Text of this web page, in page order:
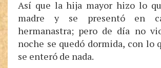
Así que la hija mayor hizo lo
madre y se presentó en
hermanastra; pero de día no
noche se quedó dormida, con lo
se enteró de nada.